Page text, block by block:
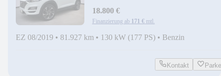
18.800 €
Finanzierung ab 171 € mtl.
EZ 08/2019 • 81.927 km • 130 kW (177 PS) • Benzin
Kontakt